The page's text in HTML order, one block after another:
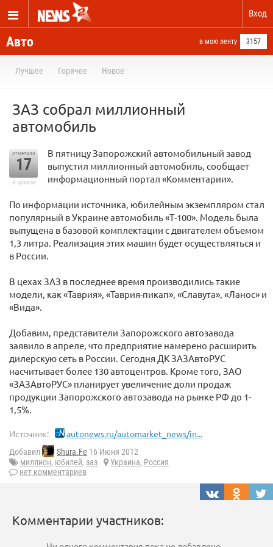
Вход
Авто в мою ленту 3157
Лучшее Горячее Новое
ЗАЗ собрал миллионный
автомобиль
отметили
17
в архиве
В пятницу Запорожский автомобильный завод
выпустил миллионный автомобиль, сообщает
информационный портал «Комментарии».
По информации источника, юбилейным экземпляром стал
популярный в Украине автомобиль «Т-100». Модель была
выпущена в базовой комплектации с двигателем объемом
1,3 литра. Реализация этих машин будет осуществляться и
в России.
В цехах ЗАЗ в последнее время производились такие
модели, как «Таврия», «Таврия-пикап», «Славута», «Ланос» и
«Вида».
Добавим, представители Запорожского автозавода
заявило в апреле, что предприятие намерено расширить
дилерскую сеть в России. Сегодня ДК ЗАЗАвтоРУС
насчитывает более 130 автоцентров. Кроме того, ЗАО
«ЗАЗАвтоРУС» планирует увеличение доли продаж
продукции Запорожского автозавода на рынке РФ до 1-
1,5%.
Источник: autonews.ru/automarket_news/in...
Добавил Shura.Fe 16 Июня 2012
миллион, юбилей, заз Украина, Россия
нет комментариев
Комментарии участников: